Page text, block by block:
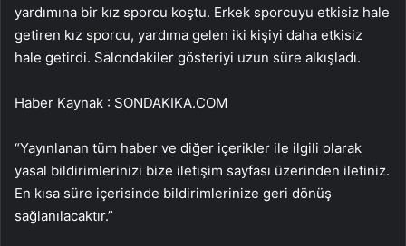
yardımına bir kız sporcu koştu. Erkek sporcuyu etkisiz hale
getiren kız sporcu, yardıma gelen iki kişiyi daha etkisiz
hale getirdi. Salondakiler gösteriyi uzun süre alkışladı.
Haber Kaynak : SONDAKIKA.COM
“Yayınlanan tüm haber ve diğer içerikler ile ilgili olarak
yasal bildirimlerinizi bize iletişim sayfası üzerinden iletiniz.
En kısa süre içerisinde bildirimlerinize geri dönüş
sağlanılacaktır.”